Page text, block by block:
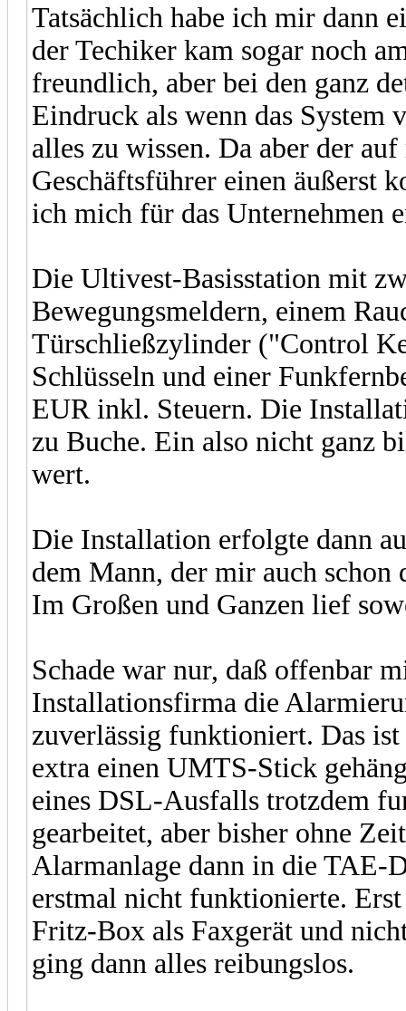
Tatsächlich habe ich mir dann
der Techiker kam sogar noch
freundlich, aber bei den ganz
Eindruck als wenn das System
alles zu wissen. Da aber der
Geschäftsführer einen äußerst
ich mich für das Unternehmen
Die Ultivest-Basisstation mit
Bewegungsmeldern, einem
Türschließzylinder ("Control
Schlüsseln und einer
EUR inkl. Steuern. Die
zu Buche. Ein also nicht ganz
wert.
Die Installation erfolgte dann
dem Mann, der mir auch schon
Im Großen und Ganzen lief
Schade war nur, daß offenbar
Installationsfirma die
zuverlässig funktioniert. Das
extra einen UMTS-Stick
eines DSL-Ausfalls trotzdem
gearbeitet, aber bisher ohne
Alarmanlage dann in die TAE-
erstmal nicht funktionierte.
Fritz-Box als Faxgerät und
ging dann alles reibungslos.